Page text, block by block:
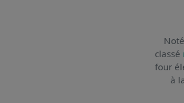
classé
four
à